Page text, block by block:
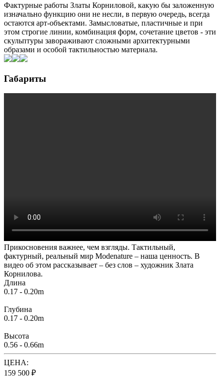
Фактурные работы Златы Корниловой, какую бы заложенную
изначально функцию они не несли, в первую очередь, всегда
остаются арт-объектами. Замысловатые, пластичные и при
этом строгие линии, комбинация форм, сочетание цветов - эти
скульптуры завораживают сложными архитектурными
образами и особой тактильностью материала.
Габариты
Прикосновения важнее, чем взгляды. Тактильный,
фактурный, реальный мир Modenature – наша ценность. В
видео об этом рассказывает – без слов – художник Злата
Корнилова.
Длина
0.17 - 0.20m
Глубина
0.17 - 0.20m
Высота
0.56 - 0.66m
ЦЕНА:
159 500 ₽